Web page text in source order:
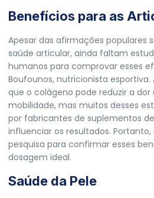
Benefícios para as
Apesar das afirmações populares
saúde articular, ainda faltam
humanos para comprovar esses
Boufounos, nutricionista
que o colágeno pode reduzir a
mobilidade, mas muitos desses
por fabricantes de suplementos
influenciar os resultados.
pesquisa para confirmar esses
dosagem ideal.
Saúde da Pele